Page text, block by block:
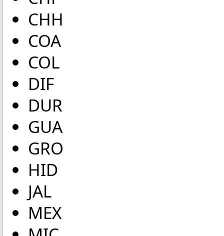
CHH
COA
COL
DIF
DUR
GUA
GRO
HID
JAL
MEX